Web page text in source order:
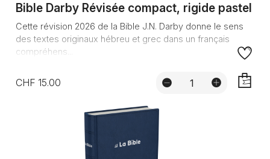
Bible Darby Révisée compact, rigide pastel
Cette révision 2026 de la Bible J.N. Darby donne le sens
des textes originaux hébreu et grec dans un français
compréhens...
CHF 15.00